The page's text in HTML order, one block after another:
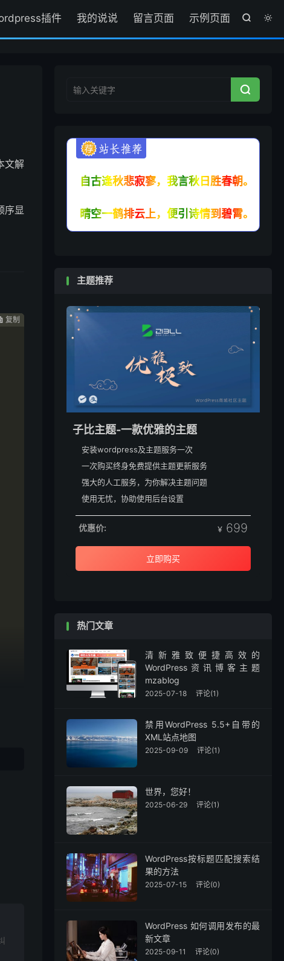


插件 我的说说 留言页面 示例页面
文解
序显
复制
复制
复制

自古逢秋悲寂寥，我言秋日胜春朝。
晴空一鹤排云上，便引诗情到碧霄。
主题推荐
子比主题-一款优雅的主题
安装wordpress及主题服务一次
一次购买终身免费提供主题更新服务
强大的人工服务，为你解决主题问题
使用无忧，协助使用后台设置
￥ 699
优惠价:
立即购买
热门文章
清新雅致便捷高效的
WordPress资讯博客主题
mzablog
2025-07-18 评论(1)
禁用WordPress 5.5+自带的
XML站点地图
2025-09-09 评论(1)
世界，您好！
2025-06-29 评论(1)
WordPress按标题匹配搜索结
果的方法
2025-07-15 评论(0)
WordPress 如何调用发布的最
新文章
2025-09-11 评论(0)